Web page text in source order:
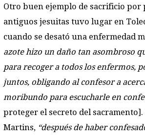
Otro buen ejemplo de sacrificio por
antiguos jesuitas tuvo lugar en
cuando se desató una enfermedad
azote hizo un daño tan asombroso
para recoger a todos los enfermos,
juntos, obligando al confesor a
moribundo para escucharle en
proteger el secreto del sacramento].
Martins, “después de haber